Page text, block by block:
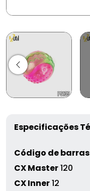
Especificações
Código de barras
CX Master120
CX Inner12